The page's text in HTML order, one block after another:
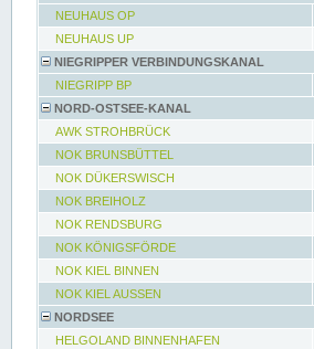
NEUHAUS OP
NEUHAUS UP
NIEGRIPPER VERBINDUNGSKANAL
NIEGRIPP BP
NORD-OSTSEE-KANAL
AWK STROHBRÜCK
NOK BRUNSBÜTTEL
NOK DÜKERSWISCH
NOK BREIHOLZ
NOK RENDSBURG
NOK KÖNIGSFÖRDE
NOK KIEL BINNEN
NOK KIEL AUSSEN
NORDSEE
HELGOLAND BINNENHAFEN